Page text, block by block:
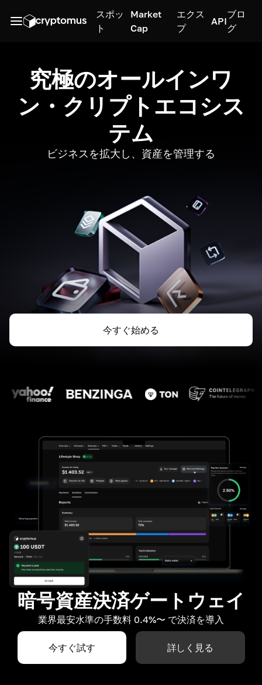
スポッ
ト
Market
Cap
エクス
プ
API
ブロ
グ
究極のオールインワ
ン・クリプトエコシス
テム
ビジネスを拡大し、資産を管理する
今すぐ始める
暗号資産決済ゲートウェイ
業界最安水準の手数料 0.4%〜 で決済を導入
今すぐ試す 詳しく見る